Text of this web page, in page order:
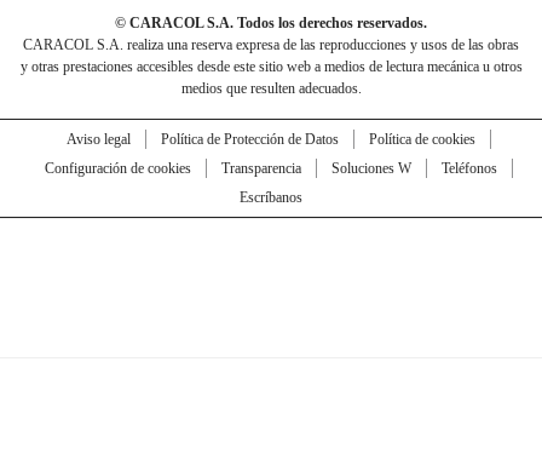
© CARACOL S.A. Todos los derechos reservados.
CARACOL S.A. realiza una reserva expresa de las reproducciones y usos de las obras
y otras prestaciones accesibles desde este sitio web a medios de lectura mecánica u otros
medios que resulten adecuados.
Aviso legal Política de Protección de Datos
Política de cookies
Configuración de cookies
Transparencia Soluciones W
Teléfonos
Escríbanos